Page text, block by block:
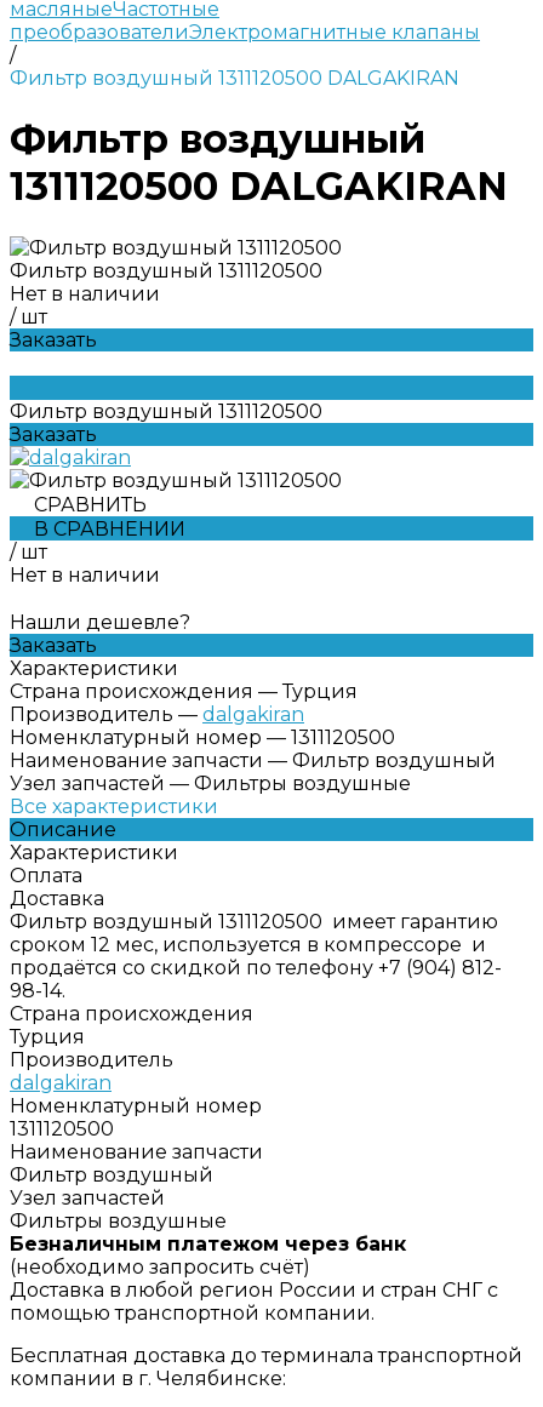
масляныеЧастотные
преобразователиЭлектромагнитные клапаны
/
Фильтр воздушный 1311120500 DALGAKIRAN
Фильтр воздушный
1311120500 DALGAKIRAN
Фильтр воздушный 1311120500
Нет в наличии
/ шт
Заказать
Фильтр воздушный 1311120500
Заказать
СРАВНИТЬ
В СРАВНЕНИИ
/ шт
Нет в наличии
Нашли дешевле?
Заказать
Характеристики
Страна происхождения — Турция
Производитель — dalgakiran
Номенклатурный номер — 1311120500
Наименование запчасти — Фильтр воздушный
Узел запчастей — Фильтры воздушные
Все характеристики
Описание
Характеристики
Оплата
Доставка
Фильтр воздушный 1311120500 имеет гарантию
сроком 12 мес, используется в компрессоре и
продаётся со скидкой по телефону +7 (904) 812-
98-14.
Страна происхождения
Турция
Производитель
dalgakiran
Номенклатурный номер
1311120500
Наименование запчасти
Фильтр воздушный
Узел запчастей
Фильтры воздушные
Безналичным платежом через банк
(необходимо запросить счёт)
Доставка в любой регион России и стран СНГ с
помощью транспортной компании.
Бесплатная доставка до терминала транспортной
компании в г. Челябинске: